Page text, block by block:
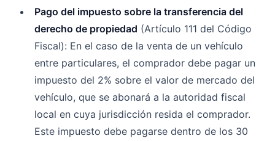
Pago del impuesto sobre la transferencia del
derecho de propiedad (Artículo 111 del Código
Fiscal): En el caso de la venta de un vehículo
entre particulares, el comprador debe pagar un
impuesto del 2% sobre el valor de mercado del
vehículo, que se abonará a la autoridad fiscal
local en cuya jurisdicción resida el comprador.
Este impuesto debe pagarse dentro de los 30